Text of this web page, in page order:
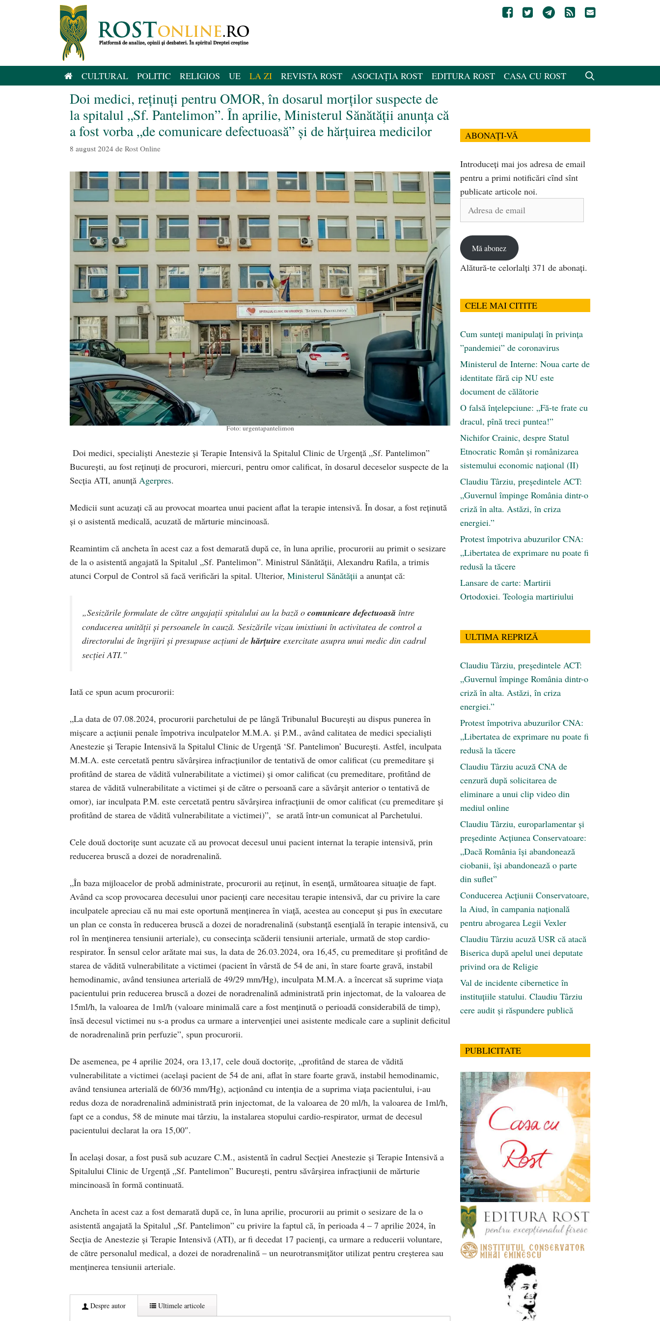
CULTURAL POLITIC RELIGIOS UE LA ZI REVISTA ROST ASOCIAȚIA ROST EDITURA ROST CASA CU ROST
Doi medici, reținuți pentru OMOR, în dosarul morților suspecte de
la spitalul „Sf. Pantelimon”. În aprilie, Ministerul Sănătății anunța că
a fost vorba „de comunicare defectuoasă” și de hărțuirea medicilor
8 august 2024 de Rost Online
Foto: urgentapantelimon
Doi medici, specialişti Anestezie şi Terapie Intensivă la Spitalul Clinic de Urgenţă „Sf. Pantelimon”
Bucureşti, au fost reţinuţi de procurori, miercuri, pentru omor calificat, în dosarul deceselor suspecte de la
Secţia ATI, anunță Agerpres.
Medicii sunt acuzați că au provocat moartea unui pacient aflat la terapie intensivă. În dosar, a fost reţinută
şi o asistentă medicală, acuzată de mărturie mincinoasă.
Reamintim că ancheta în acest caz a fost demarată după ce, în luna aprilie, procurorii au primit o sesizare
de la o asistentă angajată la Spitalul „Sf. Pantelimon”. Ministrul Sănătății, Alexandru Rafila, a trimis
atunci Corpul de Control să facă verificări la spital. Ulterior, Ministerul Sănătății a anunțat că:
„Sesizările formulate de către angajații spitalului au la bază o comunicare defectuoasă între
conducerea unității și persoanele în cauză. Sesizările vizau imixtiuni în activitatea de control a
directorului de îngrijiri și presupuse acțiuni de hărțuire exercitate asupra unui medic din cadrul
secției ATI.”
Iată ce spun acum procurorii:
„La data de 07.08.2024, procurorii parchetului de pe lângă Tribunalul Bucureşti au dispus punerea în
mişcare a acţiunii penale împotriva inculpatelor M.M.A. şi P.M., având calitatea de medici specialişti
Anestezie şi Terapie Intensivă la Spitalul Clinic de Urgenţă ‘Sf. Pantelimon’ Bucureşti. Astfel, inculpata
M.M.A. este cercetată pentru săvârşirea infracţiunilor de tentativă de omor calificat (cu premeditare şi
profitând de starea de vădită vulnerabilitate a victimei) şi omor calificat (cu premeditare, profitând de
starea de vădită vulnerabilitate a victimei şi de către o persoană care a săvârşit anterior o tentativă de
omor), iar inculpata P.M. este cercetată pentru săvârşirea infracţiunii de omor calificat (cu premeditare şi
profitând de starea de vădită vulnerabilitate a victimei)”, se arată într-un comunicat al Parchetului.
Cele două doctoriţe sunt acuzate că au provocat decesul unui pacient internat la terapie intensivă, prin
reducerea bruscă a dozei de noradrenalină.
„În baza mijloacelor de probă administrate, procurorii au reţinut, în esenţă, următoarea situaţie de fapt.
Având ca scop provocarea decesului unor pacienţi care necesitau terapie intensivă, dar cu privire la care
inculpatele apreciau că nu mai este oportună menţinerea în viaţă, acestea au conceput şi pus în executare
un plan ce consta în reducerea bruscă a dozei de noradrenalină (substanţă esenţială în terapie intensivă, cu
rol în menţinerea tensiunii arteriale), cu consecinţa scăderii tensiunii arteriale, urmată de stop cardio-
respirator. În sensul celor arătate mai sus, la data de 26.03.2024, ora 16,45, cu premeditare şi profitând de
starea de vădită vulnerabilitate a victimei (pacient în vârstă de 54 de ani, în stare foarte gravă, instabil
hemodinamic, având tensiunea arterială de 49/29 mm/Hg), inculpata M.M.A. a încercat să suprime viaţa
pacientului prin reducerea bruscă a dozei de noradrenalină administrată prin injectomat, de la valoarea de
15ml/h, la valoarea de 1ml/h (valoare minimală care a fost menţinută o perioadă considerabilă de timp),
însă decesul victimei nu s-a produs ca urmare a intervenţiei unei asistente medicale care a suplinit deficitul
de noradrenalină prin perfuzie”, spun procurorii.
De asemenea, pe 4 aprilie 2024, ora 13,17, cele două doctoriţe, „profitând de starea de vădită
vulnerabilitate a victimei (acelaşi pacient de 54 de ani, aflat în stare foarte gravă, instabil hemodinamic,
având tensiunea arterială de 60/36 mm/Hg), acţionând cu intenţia de a suprima viaţa pacientului, i-au
redus doza de noradrenalină administrată prin injectomat, de la valoarea de 20 ml/h, la valoarea de 1ml/h,
fapt ce a condus, 58 de minute mai târziu, la instalarea stopului cardio-respirator, urmat de decesul
pacientului declarat la ora 15,00″.
În acelaşi dosar, a fost pusă sub acuzare C.M., asistentă în cadrul Secţiei Anestezie şi Terapie Intensivă a
Spitalului Clinic de Urgenţă „Sf. Pantelimon” Bucureşti, pentru săvârşirea infracţiunii de mărturie
mincinoasă în formă continuată.
Ancheta în acest caz a fost demarată după ce, în luna aprilie, procurorii au primit o sesizare de la o
asistentă angajată la Spitalul „Sf. Pantelimon” cu privire la faptul că, în perioada 4 – 7 aprilie 2024, în
Secţia de Anestezie şi Terapie Intensivă (ATI), ar fi decedat 17 pacienţi, ca urmare a reducerii voluntare,
de către personalul medical, a dozei de noradrenalină – un neurotransmiţător utilizat pentru creşterea sau
menţinerea tensiunii arteriale.
Despre autor Ultimele articole
ABONAȚI-VĂ
Introduceți mai jos adresa de email
pentru a primi notificări cînd sînt
publicate articole noi.
Adresa
Mă abonez
Alătură-te celorlalți 371 de abonați.
CELE MAI CITITE
Cum sunteți manipulați în privința
”pandemiei” de coronavirus
Ministerul de Interne: Noua carte de
identitate fără cip NU este
document de călătorie
O falsă înțelepciune: „Fă-te frate cu
dracul, pînă treci puntea!”
Nichifor Crainic, despre Statul
Etnocratic Român şi românizarea
sistemului economic naţional (II)
Claudiu Târziu, președintele ACT:
„Guvernul împinge România dintr-o
criză în alta. Astăzi, în criza
energiei.”
Protest împotriva abuzurilor CNA:
„Libertatea de exprimare nu poate fi
redusă la tăcere
Lansare de carte: Martirii
Ortodoxiei. Teologia martiriului
ULTIMA REPRIZĂ
Claudiu Târziu, președintele ACT:
„Guvernul împinge România dintr-o
criză în alta. Astăzi, în criza
energiei.”
Protest împotriva abuzurilor CNA:
„Libertatea de exprimare nu poate fi
redusă la tăcere
Claudiu Târziu acuză CNA de
cenzură după solicitarea de
eliminare a unui clip video din
mediul online
Claudiu Târziu, europarlamentar și
președinte Acțiunea Conservatoare:
„Dacă România își abandonează
ciobanii, își abandonează o parte
din suflet”
Conducerea Acțiunii Conservatoare,
la Aiud, în campania națională
pentru abrogarea Legii Vexler
Claudiu Târziu acuză USR că atacă
Biserica după apelul unei deputate
privind ora de Religie
Val de incidente cibernetice în
instituțiile statului. Claudiu Târziu
cere audit și răspundere publică
PUBLICITATE